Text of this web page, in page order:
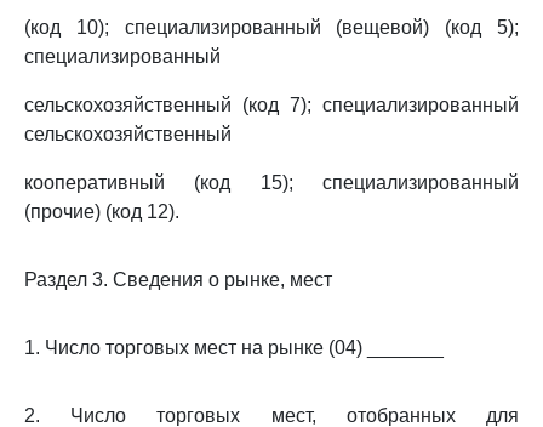
(код 10); специализированный (вещевой) (код 5);
специализированный
сельскохозяйственный (код 7); специализированный
сельскохозяйственный
кооперативный (код 15); специализированный
(прочие) (код 12).
Раздел 3. Сведения о рынке, мест
1. Число торговых мест на рынке (04) _______
2. Число торговых мест, отобранных для